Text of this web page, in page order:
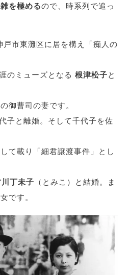
を極めるので、時系列で追っ
市東灘区に居を構え「痴人の
のミューズとなる 根津松子と
御曹司の妻です。
子と離婚。そして千代子を佐
て載り「細君譲渡事件」とし
丁未子 （とみこ）と結婚。ま
です。